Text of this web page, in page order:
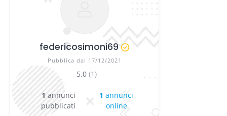
federicosimoni69
Pubblica dal 17/12/2021
5,0 (1)
1 annunci
pubblicati
1 annunci
online